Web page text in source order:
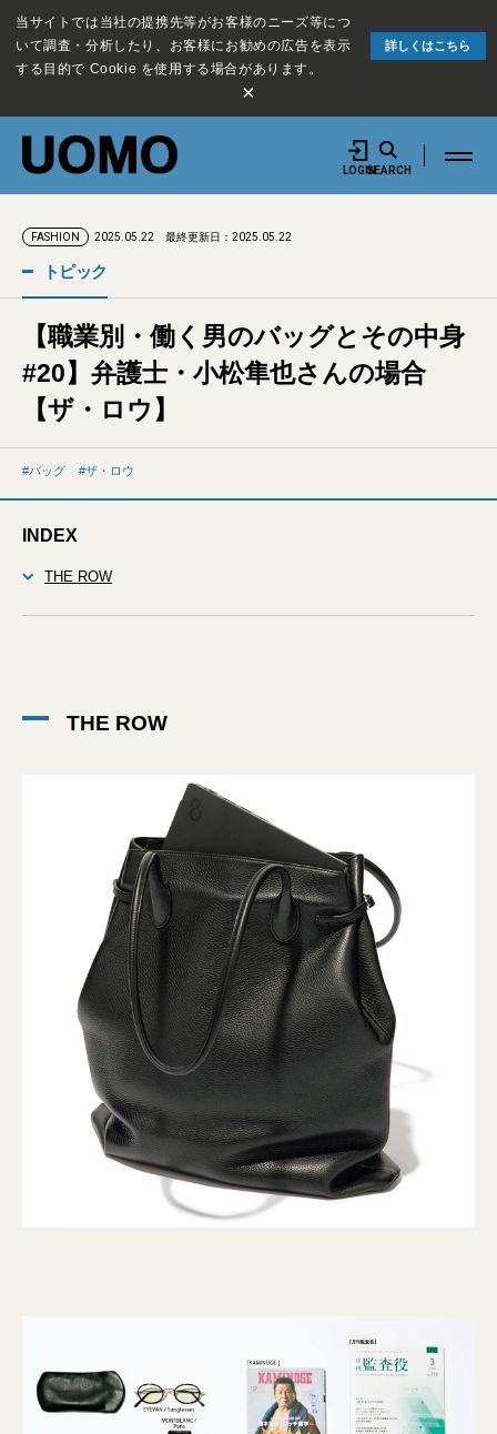
当サイトでは当社の提携先等がお客様のニーズ等につ
いて調査・分析したり、お客様にお勧めの広告を表示
する目的で Cookie を使用する場合があります。
詳しくはこちら
×
LOGINSEARCH
FASHION 2025.05.22 最終更新日：2025.05.22
トピック
【職業別・働く男のバッグとその中身
#20】弁護士・小松隼也さんの場合
【ザ・ロウ】
バッグ ザ・ロウ
INDEX
THE ROW
THE ROW